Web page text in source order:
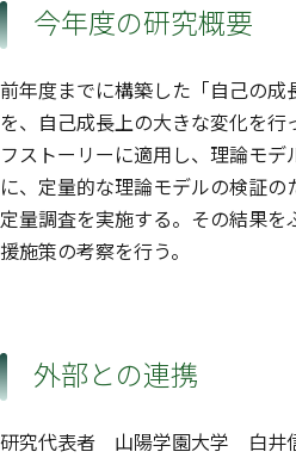
今年度の研究概要
前年度までに構築した「自己の
を、自己成長上の大きな変化を
フストーリーに適用し、理論モ
に、定量的な理論モデルの検証
定量調査を実施する。その結果
援施策の考察を行う。
外部との連携
研究代表者 山陽学園大学 白井